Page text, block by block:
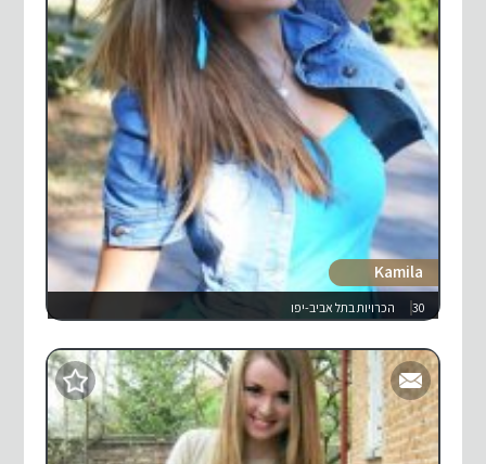
Kamila
30 הכרויות בתל אביב-יפו